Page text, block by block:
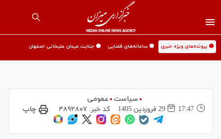
🟡 پرونده‌های ویژه خبری 🟡 سامانه‌های قضایی 🟡 جنایت میدان علیخانی اصفهان
سیاست
عمومی
17:47
29 فروردين 1405 کد خبر: ۴۸۹۲۸۰۷ چاپ